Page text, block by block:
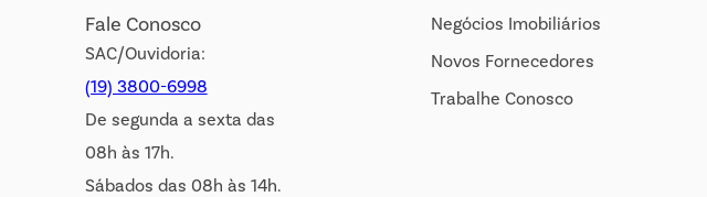
Fale Conosco
SAC/Ouvidoria:
(19) 3800-6998
De segunda a sexta das
08h às 17h.
Sábados das 08h às 14h.
Negócios Imobiliários
Novos Fornecedores
Trabalhe Conosco